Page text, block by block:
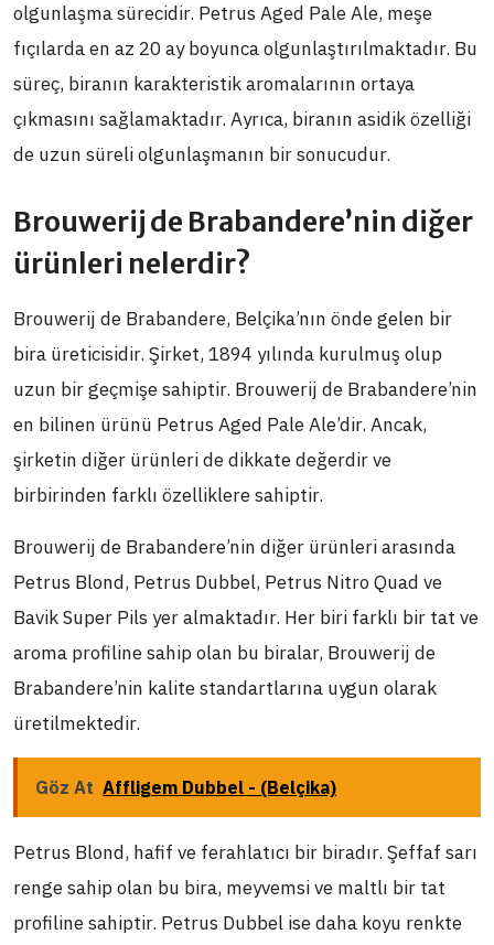
olgunlaşma sürecidir. Petrus Aged Pale Ale, meşe
fıçılarda en az 20 ay boyunca olgunlaştırılmaktadır. Bu
süreç, biranın karakteristik aromalarının ortaya
çıkmasını sağlamaktadır. Ayrıca, biranın asidik özelliği
de uzun süreli olgunlaşmanın bir sonucudur.
Brouwerij de Brabandere’nin diğer
ürünleri nelerdir?
Brouwerij de Brabandere, Belçika’nın önde gelen bir
bira üreticisidir. Şirket, 1894 yılında kurulmuş olup
uzun bir geçmişe sahiptir. Brouwerij de Brabandere’nin
en bilinen ürünü Petrus Aged Pale Ale’dir. Ancak,
şirketin diğer ürünleri de dikkate değerdir ve
birbirinden farklı özelliklere sahiptir.
Brouwerij de Brabandere’nin diğer ürünleri arasında
Petrus Blond, Petrus Dubbel, Petrus Nitro Quad ve
Bavik Super Pils yer almaktadır. Her biri farklı bir tat ve
aroma profiline sahip olan bu biralar, Brouwerij de
Brabandere’nin kalite standartlarına uygun olarak
üretilmektedir.
Göz At Affligem Dubbel - (Belçika)
Petrus Blond, hafif ve ferahlatıcı bir biradır. Şeffaf sarı
renge sahip olan bu bira, meyvemsi ve maltlı bir tat
profiline sahiptir. Petrus Dubbel ise daha koyu renkte